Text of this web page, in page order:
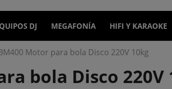
DJ MEGAFONÍA HIFI Y KARAOKE
Motor para bola Disco 220V 10kg
bola Disco 220V